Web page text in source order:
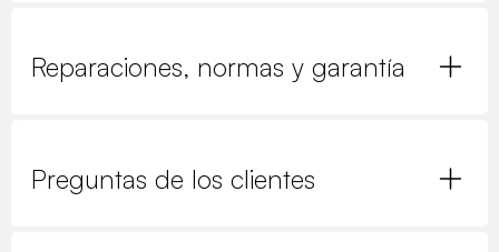
Reparaciones, normas y garantía
Preguntas de los clientes